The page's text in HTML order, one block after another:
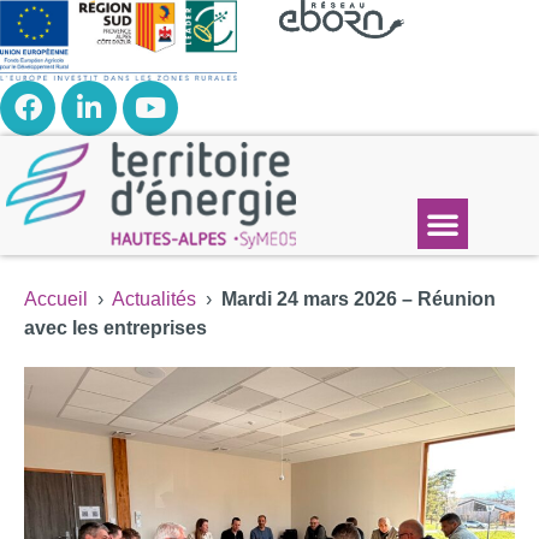
Accueil › Actualités ›
Mardi 24 mars 2026 – Réunion
avec les entreprises